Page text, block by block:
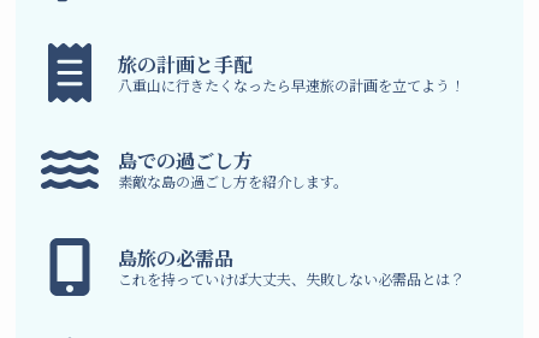
旅の計画と手配
八重山に行きたくなったら早速旅の計画を立てよう！
島での過ごし方
素敵な島の過ごし方を紹介します。
島旅の必需品
これを持っていけば大丈夫、失敗しない必需品とは？